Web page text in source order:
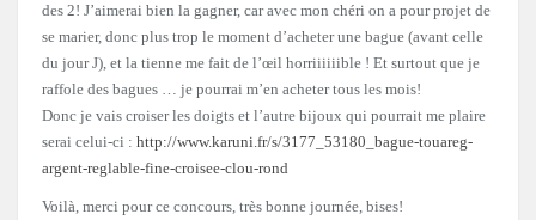
des 2! J’aimerai bien la gagner, car avec mon chéri on a pour projet de
se marier, donc plus trop le moment d’acheter une bague (avant celle
du jour J), et la tienne me fait de l’œil horriiiiiible ! Et surtout que je
raffole des bagues … je pourrai m’en acheter tous les mois!
Donc je vais croiser les doigts et l’autre bijoux qui pourrait me plaire
serai celui-ci : http://www.karuni.fr/s/3177_53180_bague-touareg-
argent-reglable-fine-croisee-clou-rond
Voilà, merci pour ce concours, très bonne journée, bises!